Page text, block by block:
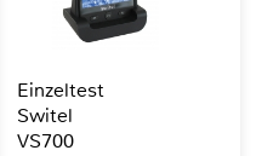
Einzeltest
Switel
VS700